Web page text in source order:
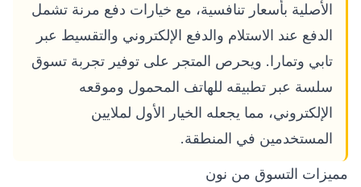
الأصلية بأسعار تنافسية، مع خيارات دفع مرنة تشمل
الدفع عند الاستلام والدفع الإلكتروني والتقسيط عبر
تابي وتمارا. ويحرص المتجر على توفير تجربة تسوق
سلسة عبر تطبيقه للهاتف المحمول وموقعه
الإلكتروني، مما يجعله الخيار الأول لملايين
المستخدمين في المنطقة.
مميزات التسوق من نون